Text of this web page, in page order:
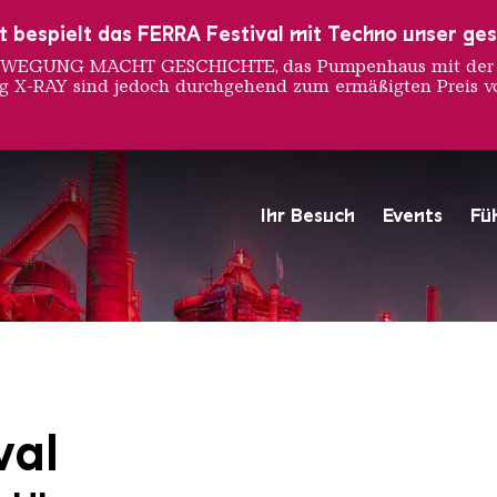
Ihr Besuch Events
Hochofengruppe in Rot
Copyright: Weltkulturerbe
bespielt das FERRA Festival mit Techno unser
MACHT GESCHICHTE, das Pumpenhaus mit
RAY sind jedoch durchgehend zum ermäßigten Preis